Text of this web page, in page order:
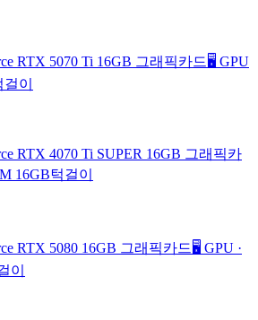
RTX 5070 Ti 16GB 그래픽카드 🖥️ GPU
걸이
RTX 4070 Ti SUPER 16GB 그래픽카
16GB턱걸이
RTX 5080 16GB 그래픽카드 🖥️ GPU ·
이